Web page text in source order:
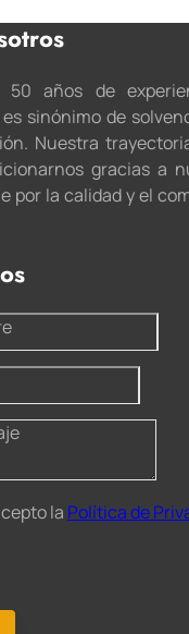
años de
sinónimo de
Nuestra
gracias a
por la calidad y el
la Política de